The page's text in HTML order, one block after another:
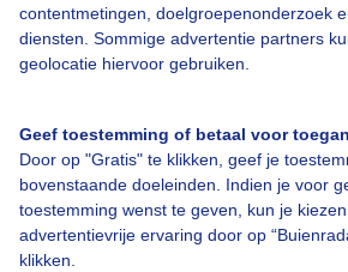
contentmetingen, doelgroepenonderzoek
diensten. Sommige advertentie partners
geolocatie hiervoor gebruiken.
Geef toestemming of betaal voor
Door op "Gratis" te klikken, geef je
bovenstaande doeleinden. Indien je voor
toestemming wenst te geven, kun je
advertentievrije ervaring door op
klikken.
Bedrijfsgegevens
Veelgestelde vragen
Contact